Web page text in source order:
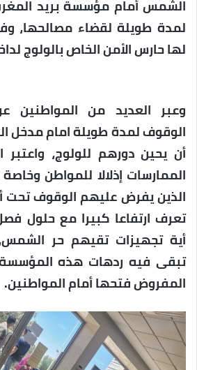
الشمس أمام مؤسسة بريد
لمدة طويلة لقضاء مصالحها،
لها حارس الأمن الخاص بالولوج
وعبر العديد من
الوقوف لمدة طويلة امام مدخل
أن يحين دورهم للولوج،
الممارسات إذلالا للمواطن
الذين يفرض عليهم الوقوف
تعرف ارتفاعا كبيرا مع حلول
أية تجهيزات تقيهم حر
تبقى فيه ردهات هذه
المفروض فتحها أمام المواطنين.